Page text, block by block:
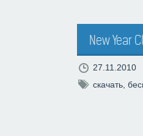
New Year
27.11.2010
скачать